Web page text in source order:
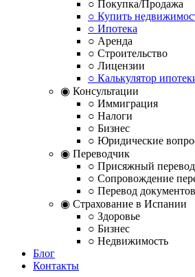
○ Покупка/Продажа
○ Купить
○ Ипотека
○ Аренда
○ Строительство
○ Лицензии
○ Калькулятор
◉ Консультации
○ Иммиграция
○ Налоги
○ Бизнес
○ Юридические
◉ Переводчик
○ Присяжный перевод
○ Сопровождение
○ Перевод документов
◉ Страхование в Испании
○ Здоровье
○ Бизнес
○ Недвижимость
Блог
Контакты